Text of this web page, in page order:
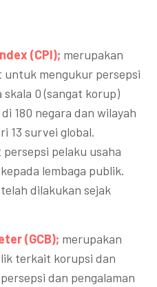
(CPI); merupakan
mengukur persepsi
0 (sangat korup)
180 negara dan wilayah
13 survei global.
pelaku usaha
lembaga publik.
dilakukan sejak
(GCB); merupakan
terkait korupsi dan
dan pengalaman